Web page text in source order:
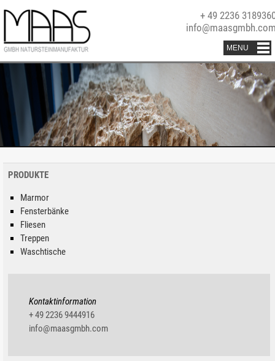
+ 49 2236
PRODUKTE
Marmor
Fensterbänke
Fliesen
Treppen
Waschtische
Kontaktinformation
+ 49 2236 9444916
info@maasgmbh.com